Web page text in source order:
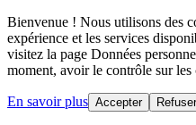
Bienvenue ! Nous utilisons des
expérience et les services
visitez la page Données
moment, avoir le contrôle sur
En savoir plus Accepter Refuser